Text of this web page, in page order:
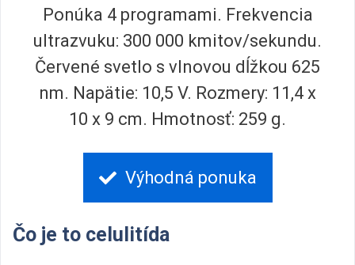
Ponúka 4 programami. Frekvencia
ultrazvuku: 300 000 kmitov/sekundu.
Červené svetlo s vlnovou dĺžkou 625
nm. Napätie: 10,5 V. Rozmery: 11,4 x
10 x 9 cm. Hmotnosť: 259 g.
Výhodná ponuka
Čo je to celulitída